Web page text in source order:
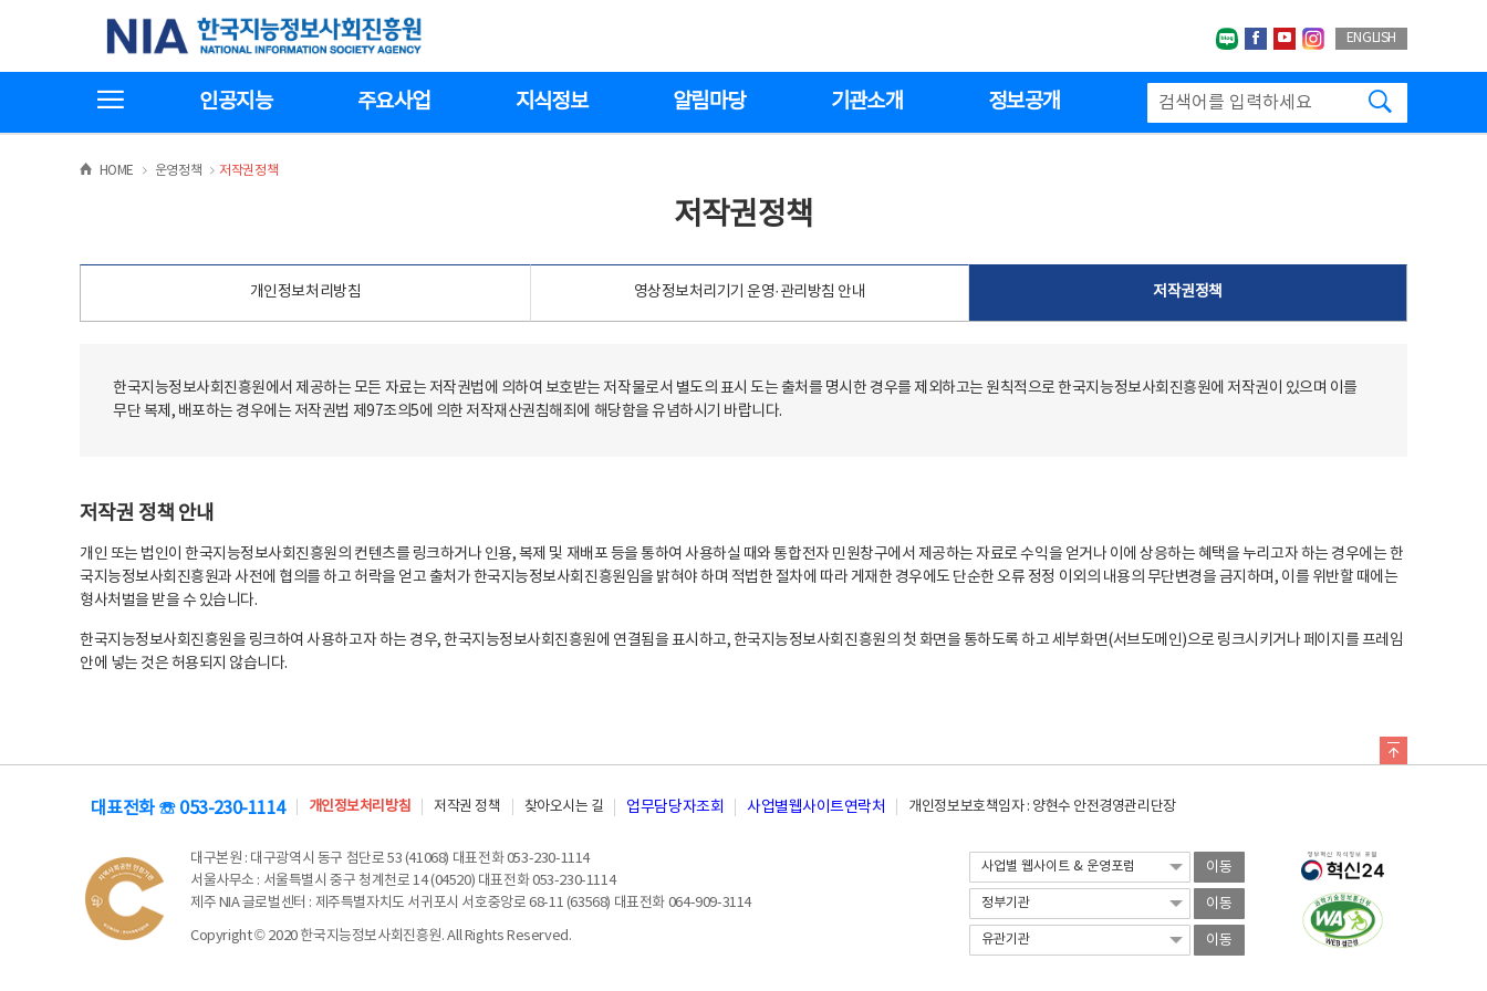
기
한국지능정보사회진흥원
네이버블로그
페이스북
유투브인스타그랩
ENGLISH
인공지능 주요사업 지식정보 알림마당 기관소개 정보공개
HOME >운영정책 >
저작권정책
저작권정책
개인정보처리방침 영상정보처리기기 운영·관리방침 안내 저작권정책
한국지능정보사회진흥원에서 제공하는 모든 자료는 저작권법에 의하여 보호받는 저작물로서 별도의 표시 도는 출처를 명시한 경우를 제외하고는 원칙적으로 한국지능정보사회진흥원에 저작권이 있으며 이를
무단 복제, 배포하는 경우에는 저작권법 제97조의5에 의한 저작재산권침해죄에 해당함을 유념하시기 바랍니다.
저작권 정책 안내
개인 또는 법인이 한국지능정보사회진흥원의 컨텐츠를 링크하거나 인용, 복제 및 재배포 등을 통하여 사용하실 때와 통합전자 민원창구에서 제공하는 자료로 수익을 얻거나 이에 상응하는 혜택을 누리고자 하는 경우에는 한
국지능정보사회진흥원과 사전에 협의를 하고 허락을 얻고 출처가 한국지능정보사회진흥원임을 밝혀야 하며 적법한 절차에 따라 게재한 경우에도 단순한 오류 정정 이외의 내용의 무단변경을 금지하며, 이를 위반할 때에는
형사처벌을 받을 수 있습니다.
한국지능정보사회진흥원을 링크하여 사용하고자 하는 경우, 한국지능정보사회진흥원에 연결됨을 표시하고, 한국지능정보사회진흥원의 첫 화면을 통하도록 하고 세부화면(서브도메인)으로 링크시키거나 페이지를 프레임
안에 넣는 것은 허용되지 않습니다.
대표전화 ☏ 053-230-1114 개인정보처리방침 저작권 정책 찾아오시는 길 업무담당자조회 사업별웹사이트연락처 개인정보보호책임자 : 양현수 안전경영관리단장
대구본원 : 대구광역시 동구 첨단로 53 (41068) 대표전화 053-230-1114
서울사무소 : 서울특별시 중구 청계천로 14 (04520) 대표전화 053-230-1114
제주 NIA 글로벌센터 : 제주특별자치도 서귀포시 서호중앙로 68-11 (63568) 대표전화 064-909-3114
Copyright © 2020 한국지능정보사회진흥원. All Rights Reserved.
이동
이동
이동